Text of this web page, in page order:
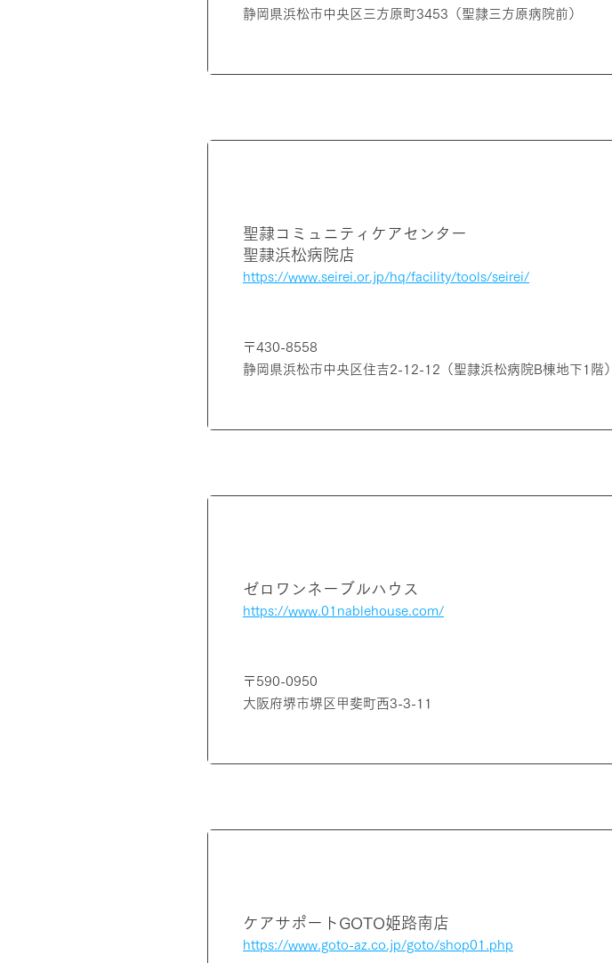
静岡県浜松市中央区三方原町3453（聖隷三方原病院前）
聖隷コミュニティケアセンター
聖隷浜松病院店
https://www.seirei.or.jp/hq/facility/tools/seirei/
〒430-8558
静岡県浜松市中央区住吉2-12-12（聖隷浜松病院B棟地下1階）
ゼロワンネーブルハウス
https://www.01nablehouse.com/
〒590-0950
大阪府堺市堺区甲斐町西3-3-11
ケアサポートGOTO姫路南店
https://www.goto-az.co.jp/goto/shop01.php